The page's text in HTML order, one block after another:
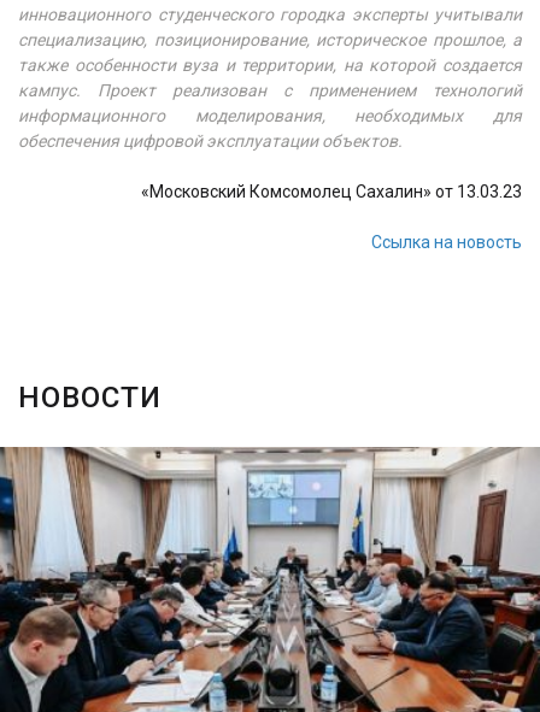
инновационного студенческого городка эксперты учитывали
специализацию, позиционирование, историческое прошлое, а
также особенности вуза и территории, на которой создается
кампус. Проект реализован с применением технологий
информационного моделирования, необходимых для
обеспечения цифровой эксплуатации объектов.
«Московский Комсомолец Сахалин» от 13.03.23
Ссылка на новость
НОВОСТИ